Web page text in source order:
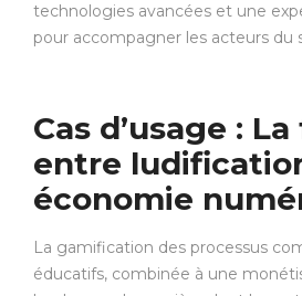
technologies avancées et une
pour accompagner les acteurs du
Cas d’usage :
entre
économie
La gamification des processus
éducatifs, combinée à une